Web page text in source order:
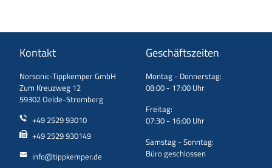
Kontakt
Norsonic-Tippkemper GmbH
Zum Kreuzweg 12
59302 Oelde-Stromberg
+49 2529 93010
+49 2529 930149
info@tippkemper.de
Geschäftszeiten
Montag - Donnerstag:
08:00 - 17:00 Uhr
Freitag:
07:30 - 16:00 Uhr
Samstag - Sonntag:
Büro geschlossen